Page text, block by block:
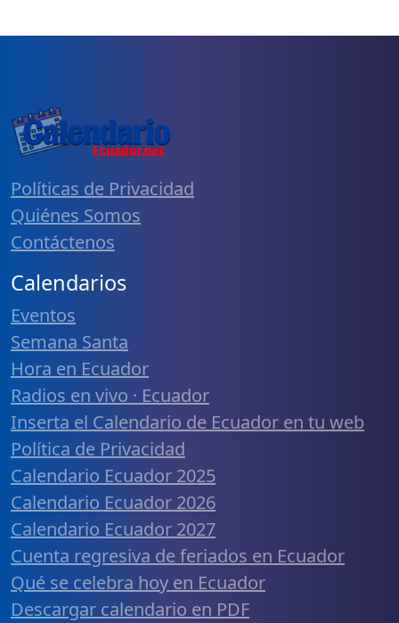
Políticas de Privacidad
Quiénes Somos
Contáctenos
Calendarios
Eventos
Semana Santa
Hora en Ecuador
Radios en vivo · Ecuador
Inserta el Calendario de Ecuador en tu web
Política de Privacidad
Calendario Ecuador 2025
Calendario Ecuador 2026
Calendario Ecuador 2027
Cuenta regresiva de feriados en Ecuador
Qué se celebra hoy en Ecuador
Descargar calendario en PDF